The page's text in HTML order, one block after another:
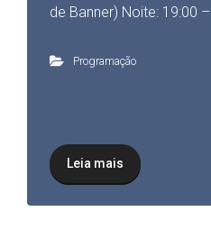
de Banner) Noite: 19:00
Programação
Leia mais